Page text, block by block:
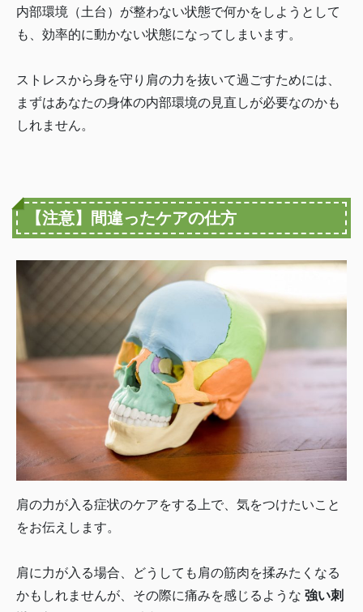
内部環境（土台）が整わない状態で何かをしようとして
も、効率的に動かない状態になってしまいます。
ストレスから身を守り肩の力を抜いて過ごすためには、
まずはあなたの身体の内部環境の見直しが必要なのかも
しれません。
【注意】間違ったケアの仕方
肩の力が入る症状のケアをする上で、気をつけたいこと
をお伝えします。
肩に力が入る場合、どうしても肩の筋肉を揉みたくなる
かもしれませんが、その際に痛みを感じるような 強い刺